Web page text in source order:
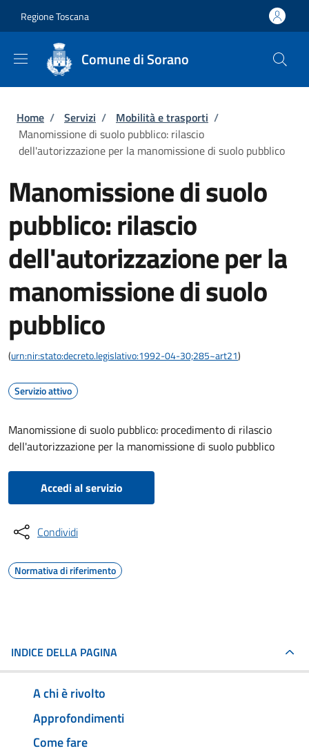
Regione Toscana
Comune di Sorano
Briciole di pane
Home / Servizi / Mobilità e trasporti /
Manomissione di suolo pubblico: rilascio
dell'autorizzazione per la manomissione di suolo pubblico
Manomissione di suolo
pubblico: rilascio
dell'autorizzazione per la
manomissione di suolo
pubblico
(urn:nir:stato:decreto.legislativo:1992-04-30;285~art21)
Servizio attivo
Manomissione di suolo pubblico: procedimento di rilascio
dell'autorizzazione per la manomissione di suolo pubblico
Accedi al servizio
Condividi
Normativa di riferimento
INDICE DELLA PAGINA
A chi è rivolto
Approfondimenti
Come fare